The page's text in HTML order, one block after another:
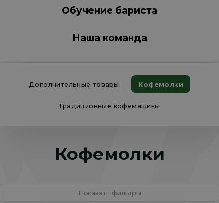
Обучение бариста
Наша команда
Дополнительные товары Кофемолки
Традиционные кофемашины
Кофемолки
Показать фильтры